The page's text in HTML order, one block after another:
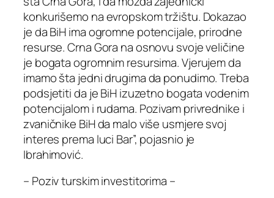
konkurišemo na evropskom tržištu. Dokazao
je da BiH ima ogromne potencijale, prirodne
resurse. Crna Gora na osnovu svoje veličine
je bogata ogromnim resursima. Vjerujem da
imamo šta jedni drugima da ponudimo. Treba
podsjetiti da je BiH izuzetno bogata vodenim
potencijalom i rudama. Pozivam privrednike i
zvaničnike BiH da malo više usmjere svoj
interes prema luci Bar”, pojasnio je
Ibrahimović.
– Poziv turskim investitorima –